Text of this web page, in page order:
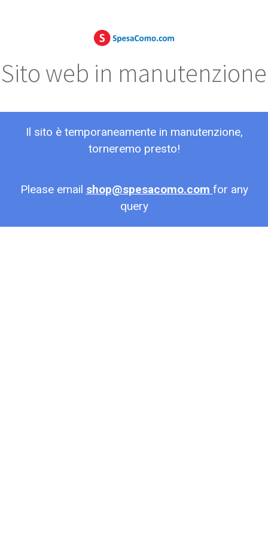
Sito web in manutenzione
Il sito è temporaneamente in manutenzione,
torneremo presto!
Please email shop@spesacomo.com for any
query